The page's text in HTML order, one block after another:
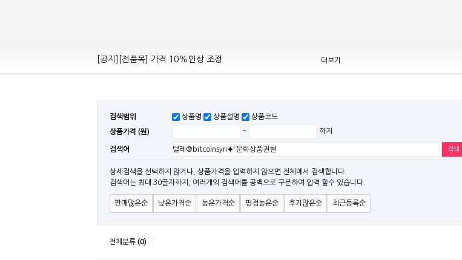
[공지][Mean Well 제품 전품목] 10% 가격 인하 조정
[공지][전품목] 가격 10%인상 조정
[공지][민웰] 전품목 가격 조정의건
[민웰] RS 모델 출시
[공지]SMPS 저가형 [기획상품] 출시
[공지]12W~300W Medical Adapter"2017 NEW MODEL"[ADT] 출시
[공지][민웰] [민웰] 인버터 "정현파 / 유사 정현파" 시리즈 제품을 출시
[공지][민웰] LED 방수형 (CLG / CEN / HLG)시리즈 제품 출시
더보기
검색범위 상품명 상품설명 상품코드
상품가격 (원) ~ 까지
검색어
상세검색을 선택하지 않거나, 상품가격을 입력하지 않으면 전체에서 검색합니다.
검색어는 최대 30글자까지, 여러개의 검색어를 공백으로 구분하여 입력 할수 있습니다.
판매많은순 낮은가격순 높은가격순 평점높은순 후기많은순 최근등록순
전체분류 (0)